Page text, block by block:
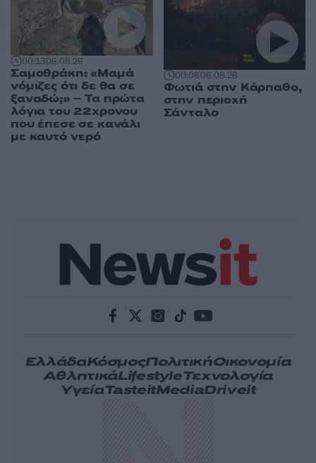
00:1306.08.26
Σαμοθράκη: «Μαμά
νόμιζες ότι δε θα σε
ξαναδώ;» – Τα πρώτα
λόγια του 22χρονου
που έπεσε σε κανάλι
με καυτό νερό
00:0806.08.26
Φωτιά στην Κάρπαθο,
στην περιοχή
Σάνταλο
ΕλλάδαΚόσμοςΠολιτικήΟικονομία
ΑθλητικάLifestyleΤεχνολογία
ΥγείαTasteitMediaDriveit